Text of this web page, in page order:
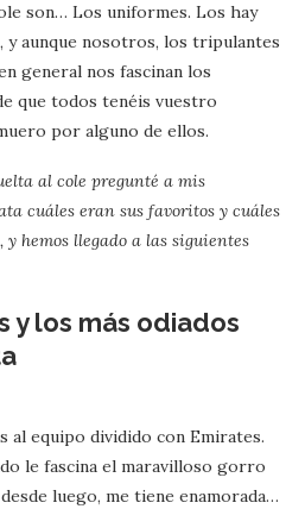
son… Los uniformes. Los hay
aunque nosotros, los tripulantes
general nos fascinan los
que todos tenéis vuestro
por alguno de ellos.
al cole pregunté a mis
cuáles eran sus favoritos y cuáles
y hemos llegado a las siguientes
y los más odiados
al equipo dividido con Emirates.
le fascina el maravilloso gorro
luego, me tiene enamorada…